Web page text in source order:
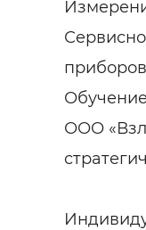
приборов
ООО